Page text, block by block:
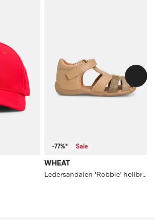
-77%* Sale
WHEAT
Ledersandalen 'Robbie' hellbraun